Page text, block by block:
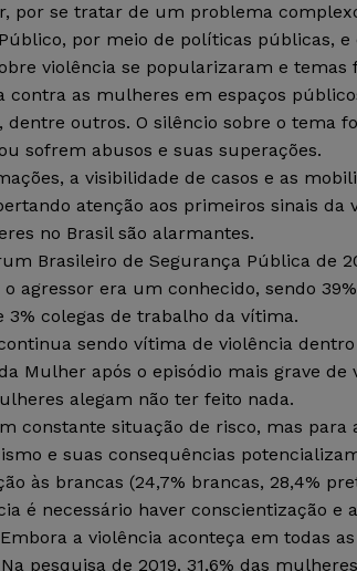
por se tratar de um problema
por meio de políticas públicas, e
violência se popularizaram e
contra as mulheres em espaços
outros. O silêncio sobre o tema
sofrem abusos e suas superações.
a visibilidade de casos e as
atenção aos primeiros sinais da
no Brasil são alarmantes.
Brasileiro de Segurança Pública de
agressor era um conhecido, sendo
3% colegas de trabalho da vítima.
sendo vítima de violência
Mulher após o episódio mais grave
alegam não ter feito nada.
constante situação de risco, mas
e suas consequências
às brancas (24,7% brancas, 28,4%
é necessário haver conscientização e
a violência aconteça em todas
pesquisa de 2019, 31,6% das